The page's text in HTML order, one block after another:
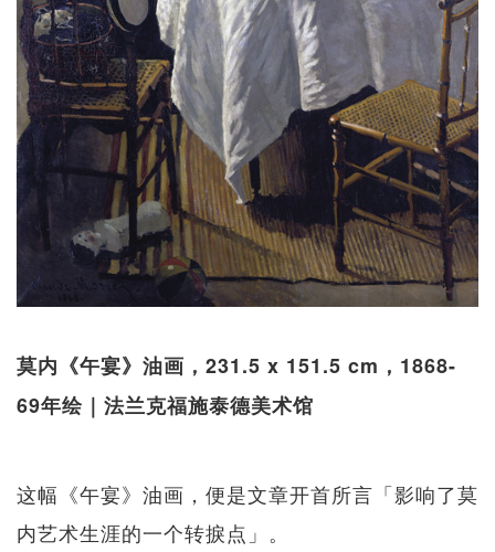
莫内《午宴》油画，231.5 x 151.5 cm，1868-
69年绘｜法兰克福施泰德美术馆
这幅《午宴》油画，便是文章开首所言「影响了莫
内艺术生涯的一个转捩点」。